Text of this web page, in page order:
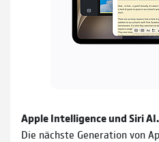
Apple Intelligence und Siri AI.
Die nächste Generation von